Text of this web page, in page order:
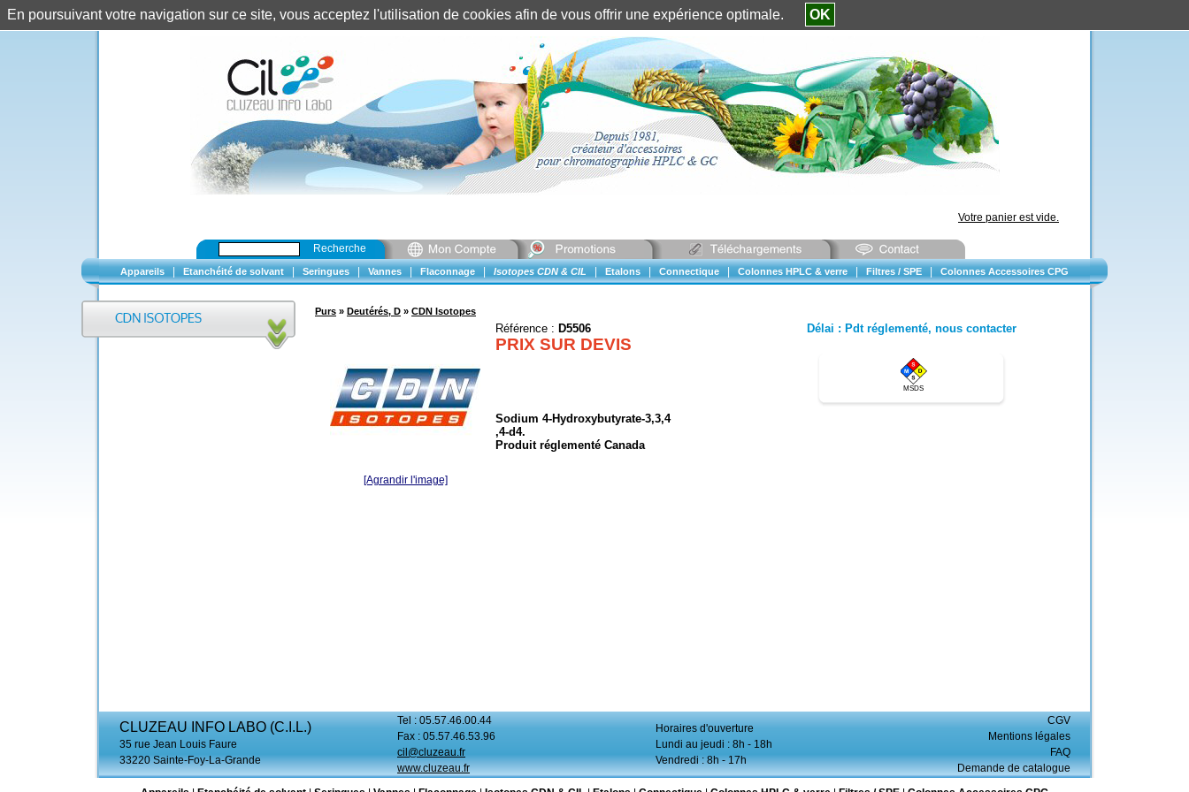
Identification client ||Mon compte
Votre panier est vide.
Recherche
Appareils Etanchéité de solvant Seringues Vannes Flaconnage Isotopes CDN & CIL Etalons Connectique Colonnes HPLC & verre Filtres / SPE Colonnes Accessoires CPG
Purs » Deutérés, D » CDN Isotopes
[Agrandir l'image]
Référence : D5506
PRIX SUR DEVIS
Délai : Pdt réglementé, nous contacter
MSDS
Sodium 4-Hydroxybutyrate-3,3,4
,4-d4.
Produit réglementé Canada
CLUZEAU INFO LABO (C.I.L.)
35 rue Jean Louis Faure
33220 Sainte-Foy-La-Grande
Tel : 05.57.46.00.44
Fax : 05.57.46.53.96
cil@cluzeau.fr
www.cluzeau.fr
Horaires d'ouverture
Lundi au jeudi : 8h - 18h
Vendredi : 8h - 17h
CGV
Mentions légales
FAQ
Demande de catalogue
En poursuivant votre navigation sur ce site, vous acceptez l'utilisation de cookies afin de vous offrir une expérience optimale. OK